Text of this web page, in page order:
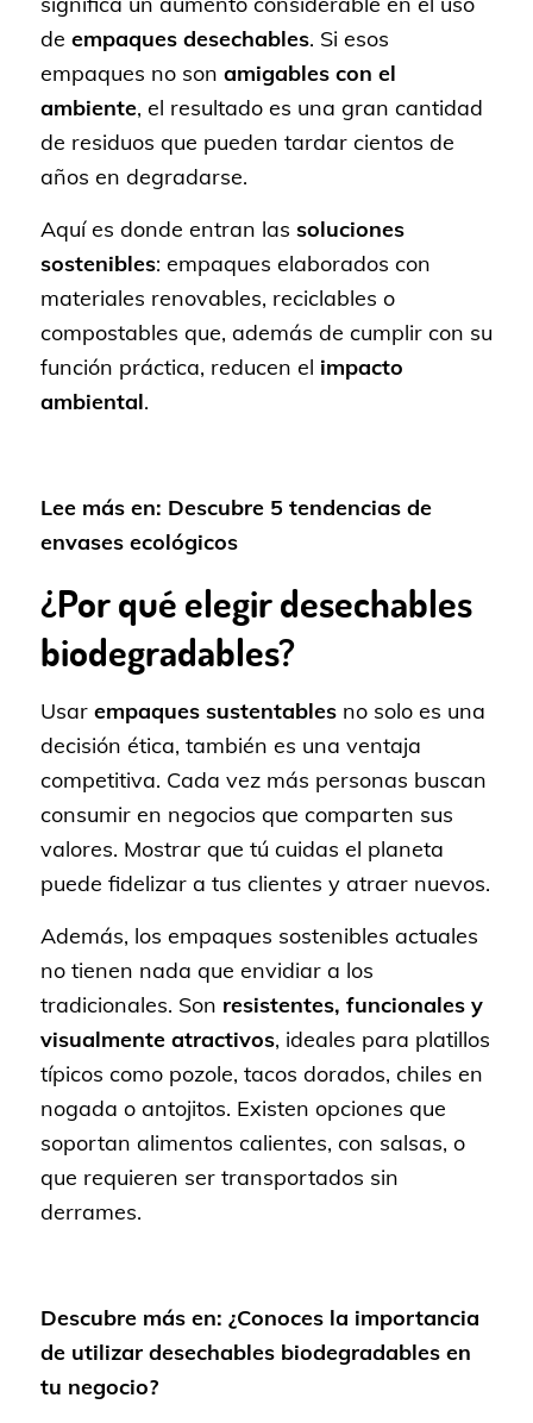
de empaques desechables. Si esos
empaques no son amigables con el
ambiente, el resultado es una gran cantidad
de residuos que pueden tardar cientos de
años en degradarse.
Aquí es donde entran las soluciones
sostenibles: empaques elaborados con
materiales renovables, reciclables o
compostables que, además de cumplir con su
función práctica, reducen el impacto
ambiental.
Lee más en: Descubre 5 tendencias de
envases ecológicos
¿Por qué elegir desechables
biodegradables?
Usar empaques sustentables no solo es una
decisión ética, también es una ventaja
competitiva. Cada vez más personas buscan
consumir en negocios que comparten sus
valores. Mostrar que tú cuidas el planeta
puede fidelizar a tus clientes y atraer nuevos.
Además, los empaques sostenibles actuales
no tienen nada que envidiar a los
tradicionales. Son resistentes, funcionales y
visualmente atractivos, ideales para platillos
típicos como pozole, tacos dorados, chiles en
nogada o antojitos. Existen opciones que
soportan alimentos calientes, con salsas, o
que requieren ser transportados sin
derrames.
Descubre más en: ¿Conoces la importancia
de utilizar desechables biodegradables en
tu negocio?